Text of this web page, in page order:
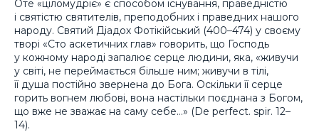
Оте «ціломудріє» є способом існування, праведністю
і святістю святителів, преподобних і праведних нашого
народу. Святий Діадох Фотікійський (400–474) у своєму
творі «Сто аскетичних глав» говорить, що Господь
у кожному народі запалює серце людини, яка, «живучи
у світі, не переймається більше ним; живучи в тілі,
її душа постійно звернена до Бога. Оскільки її серце
горить вогнем любові, вона настільки поєднана з Богом,
що вже не зважає на саму себе…» (De perfect. spir. 12–
14).